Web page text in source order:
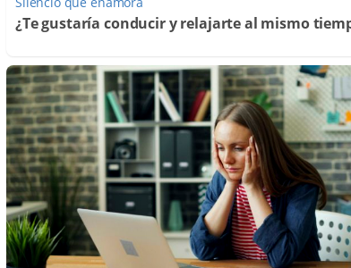
¿Te gustaría conducir y relajarte al mismo